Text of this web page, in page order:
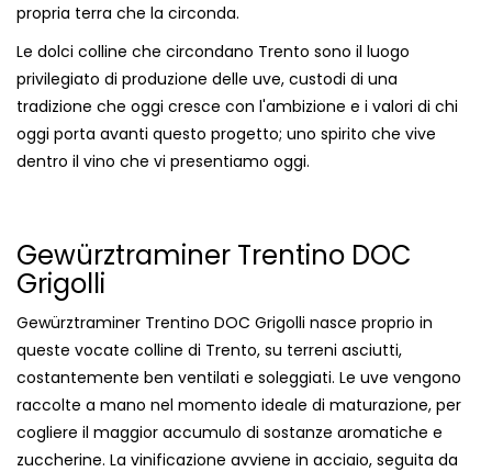
propria terra che la circonda.
Le dolci colline che circondano Trento sono il luogo
privilegiato di produzione delle uve, custodi di una
tradizione che oggi cresce con l'ambizione e i valori di chi
oggi porta avanti questo progetto; uno spirito che vive
dentro il vino che vi presentiamo oggi.
Gewürztraminer Trentino DOC
Grigolli
Gewürztraminer Trentino DOC Grigolli nasce proprio in
queste vocate colline di Trento, su terreni asciutti,
costantemente ben ventilati e soleggiati. Le uve vengono
raccolte a mano nel momento ideale di maturazione, per
cogliere il maggior accumulo di sostanze aromatiche e
zuccherine. La vinificazione avviene in acciaio, seguita da